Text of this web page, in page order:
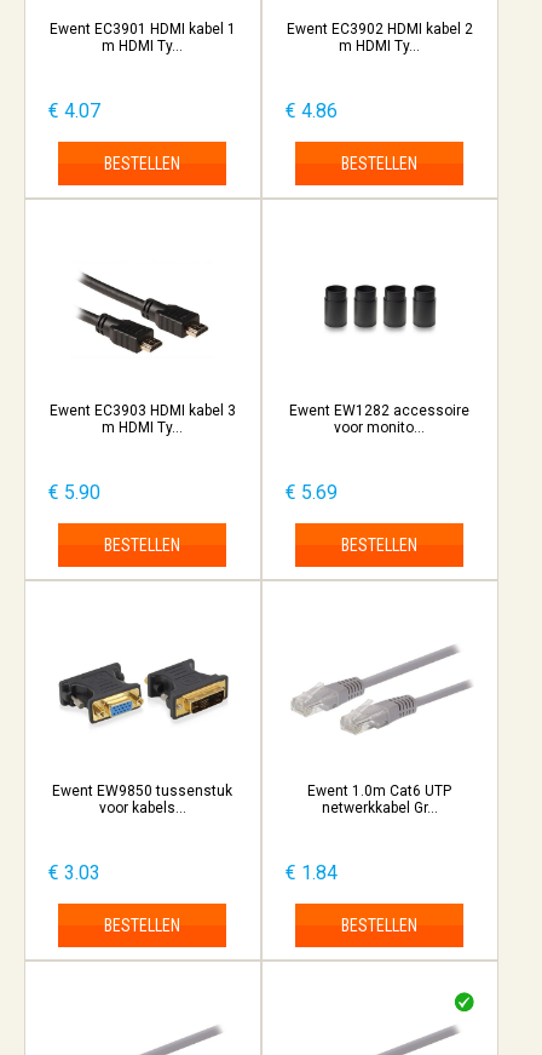
Ewent EC3901 HDMI kabel 1
m HDMI Ty...
€ 4.07
BESTELLEN
Ewent EC3902 HDMI kabel 2
m HDMI Ty...
€ 4.86
BESTELLEN
Ewent EC3903 HDMI kabel 3
m HDMI Ty...
€ 5.90
BESTELLEN
Ewent EW1282 accessoire
voor monito...
€ 5.69
BESTELLEN
Ewent EW9850 tussenstuk
voor kabels...
€ 3.03
BESTELLEN
Ewent 1.0m Cat6 UTP
netwerkkabel Gr...
€ 1.84
BESTELLEN